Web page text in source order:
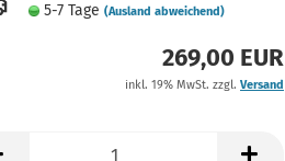
5-7 Tage (Ausland abweichend)
269,00 EUR
inkl. 19% MwSt. zzgl. Versand